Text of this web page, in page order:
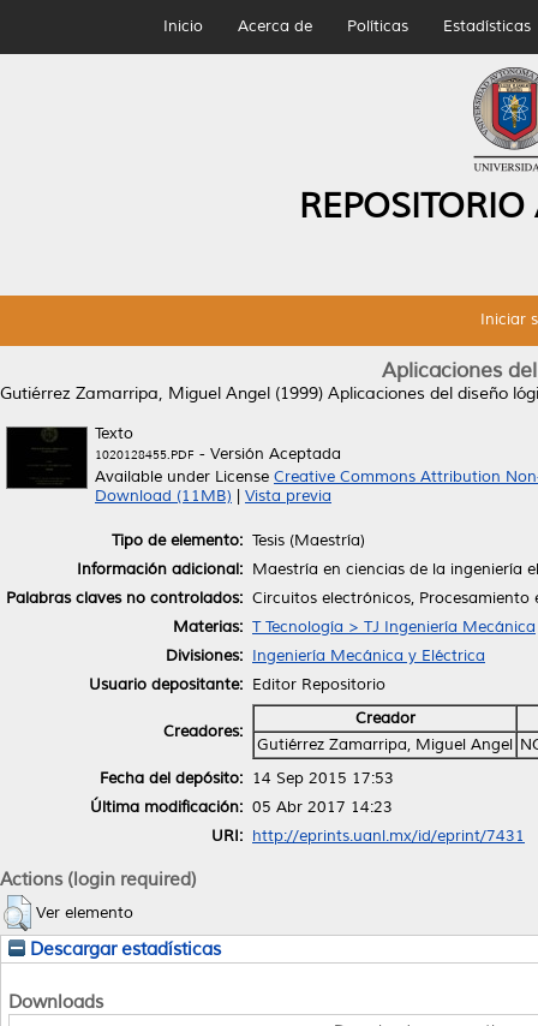
Inicio Acerca de Políticas Estadísticas
Iniciar
Aplicaciones
Gutiérrez Zamarripa, Miguel Angel (1999) Aplicaciones del diseño
Texto
1020128455.PDF - Versión Aceptada
Available under License Creative Commons Attribution
Download (11MB)
Vista previa
Tipo de elemento: Tesis (Maestría)
Información adicional: Maestría en ciencias de la ingeniería
Palabras claves no controlados: Circuitos electrónicos,
Materias: T Tecnología > TJ Ingeniería Mecánica
Divisiones: Ingeniería Mecánica y Eléctrica
Usuario depositante: Editor Repositorio
Creadores:
Creador
Gutiérrez Zamarripa, Miguel Angel
Fecha del depósito: 14 Sep 2015 17:53
Última modificación: 05 Abr 2017 14:23
URI: http://eprints.uanl.mx/id/eprint/7431
Actions (login required)
Ver elemento
Descargar estadísticas
Downloads